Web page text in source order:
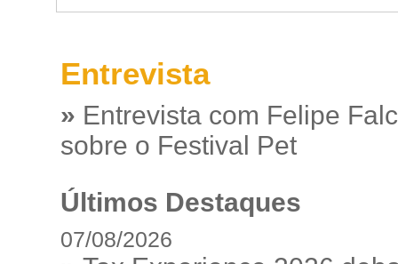
Entrevista
» Entrevista com Felipe
sobre o Festival Pet
Últimos Destaques
07/08/2026